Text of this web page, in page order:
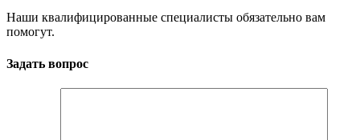
Наши квалифицированные специалисты обязательно вам
помогут.
Задать вопрос